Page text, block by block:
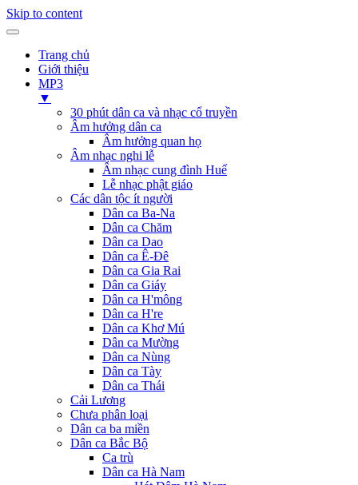
Skip to content
Trang chủ
Giới thiệu
MP3
▼
30 phút dân ca và nhạc cổ truyền
Âm hưởng dân ca
Âm hưởng quan họ
Âm nhạc nghi lễ
Âm nhạc cung đình Huế
Lễ nhạc phật giáo
Các dân tộc ít người
Dân ca Ba-Na
Dân ca Chăm
Dân ca Dao
Dân ca Ê-Đê
Dân ca Gia Rai
Dân ca Giáy
Dân ca H'mông
Dân ca H're
Dân ca Khơ Mú
Dân ca Mường
Dân ca Nùng
Dân ca Tày
Dân ca Thái
Cải Lương
Chưa phân loại
Dân ca ba miền
Dân ca Bắc Bộ
Ca trù
Dân ca Hà Nam